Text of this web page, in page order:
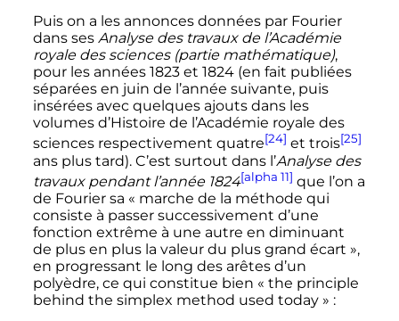
Puis on a les annonces données par Fourier
dans ses Analyse des travaux de l’Académie
royale des sciences (partie mathématique),
pour les années 1823 et 1824 (en fait publiées
séparées en juin de l’année suivante, puis
insérées avec quelques ajouts dans les
volumes d’Histoire de l’Académie royale des
sciences respectivement quatre[24] et trois[25]
ans plus tard). C’est surtout dans l’Analyse des
travaux pendant l’année 1824[alpha 11] que l’on a
de Fourier sa « marche de la méthode qui
consiste à passer successivement d’une
fonction extrême à une autre en diminuant
de plus en plus la valeur du plus grand écart »,
en progressant le long des arêtes d’un
polyèdre, ce qui constitue bien « the principle
behind the simplex method used today» :